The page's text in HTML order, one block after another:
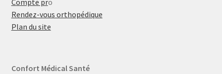
Compte pro
Rendez-vous orthopédique
Plan du site
Confort Médical Santé